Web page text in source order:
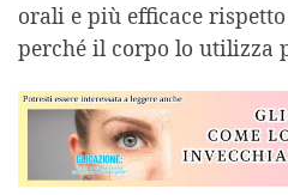
orali e più efficace
perché il corpo lo utilizza